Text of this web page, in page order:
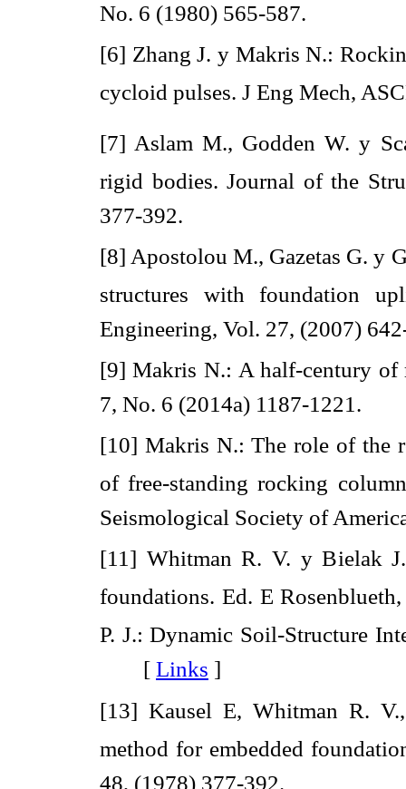
No. 6 (1980) 565-587.
[6] Zhang J. y Makris N.:
cycloid pulses. J Eng Mech,
[7] Aslam M., Godden W. y
rigid bodies. Journal of the
377-392.
[8] Apostolou M., Gazetas G. y
structures with foundation
Engineering, Vol. 27, (2007)
[9] Makris N.: A half-century of
7, No. 6 (2014a) 1187-1221.
[10] Makris N.: The role of the
of free-standing rocking
Seismological Society of
[11] Whitman R. V. y Bielak J.:
foundations. Ed. E
P. J.: Dynamic Soil-Structure
[ Links ]
[13] Kausel E, Whitman R.
method for embedded
48, (1978) 377-392.